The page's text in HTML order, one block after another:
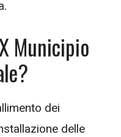
Municipio
dei
delle